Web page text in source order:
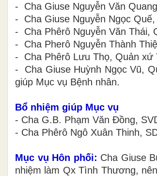
- Cha Giuse Nguyễn Văn
- Cha Giuse Nguyễn Ngọc
- Cha Phêrô Nguyễn Văn Thái,
- Cha Pherô Nguyễn Thành
- Cha Phêrô Lưu Thọ, Quản xứ
- Cha Giuse Huỳnh Ngọc Vũ,
giúp Mục vụ Bệnh nhân.
Bổ nhiệm giúp Mục vụ
- Cha G.B. Phạm Văn Đồng,
- Cha Phêrô Ngô Xuân Thinh,
Mục vụ Hôn phối: Cha Giuse
nhiệm làm Qx Tình Thương,